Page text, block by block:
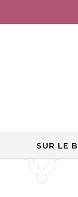
SUR LE